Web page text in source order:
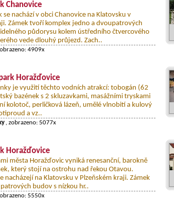
Chanovice
se nachází v obci Chanovice na Klatovsku v
Zámek tvoří komplex jedno a dvoupatrových
půdorysu kolem ústředního čtvercového
vede dlouhý průjezd. Zach..
4909x
Horažďovice
je využití těchto vodních atrakcí: tobogán (62
bazének s 2 skluzavkami, masážními tryskami
kolotoč, perličková lázeň, umělé vlnobití a kulový
a vz..
, zobrazeno: 5077x
Horažďovice
města Horažďovic vyniká renesanční, barokně
který stojí na ostrohu nad řekou Otavou.
nacházejí na Klatovsku v Plzeňském kraji. Zámek
budov s nízkou hr..
5550x